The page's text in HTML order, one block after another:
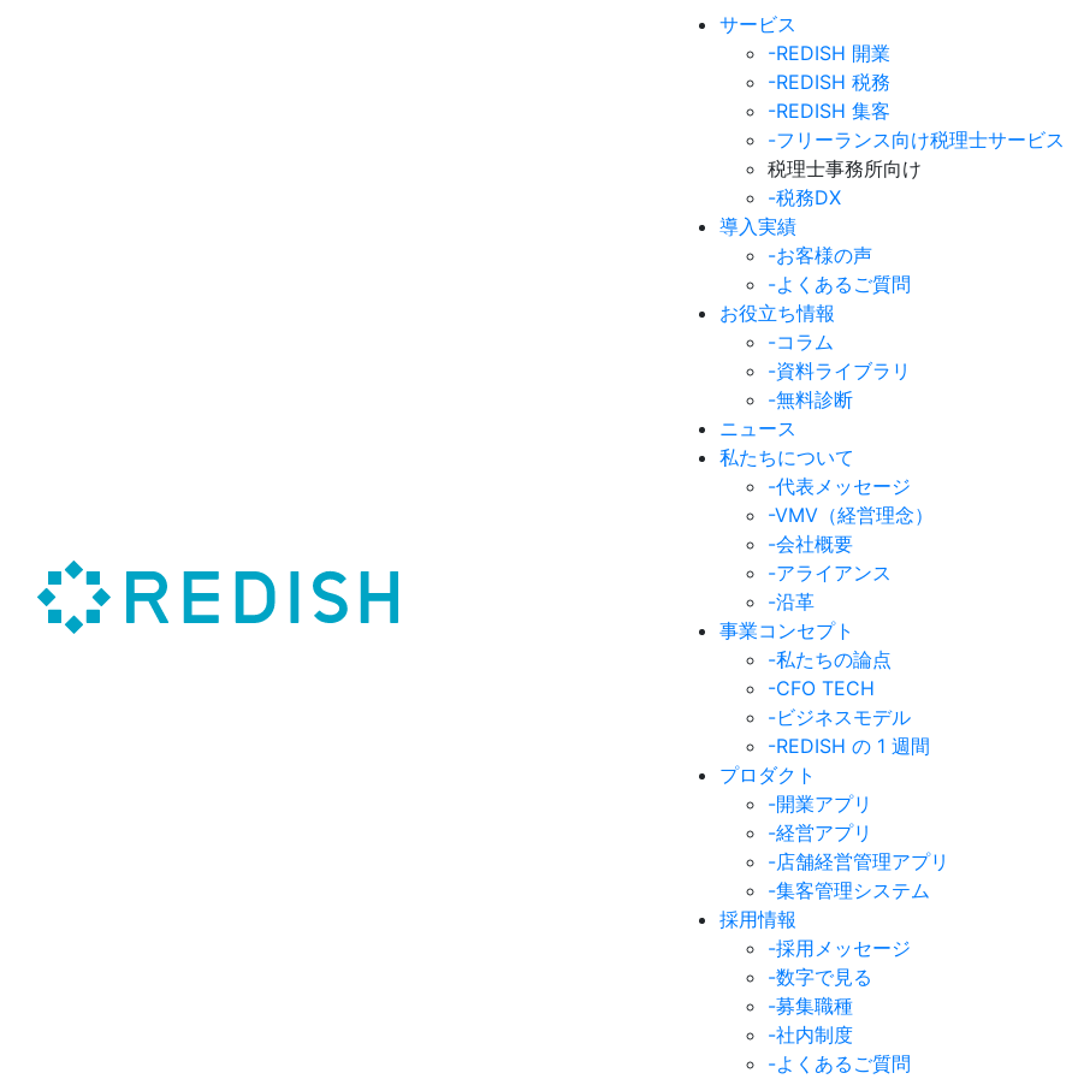
サービス
-REDISH 開業
-REDISH 税務
-REDISH 集客
-フリーランス向け税理士サービス
税理士事務所向け
-税務DX
導入実績
-お客様の声
-よくあるご質問
お役立ち情報
-コラム
-資料ライブラリ
-無料診断
ニュース
私たちについて
-代表メッセージ
-VMV（経営理念）
-会社概要
-アライアンス
-沿革
事業コンセプト
-私たちの論点
-CFO TECH
-ビジネスモデル
-REDISH の 1 週間
プロダクト
-開業アプリ
-経営アプリ
-店舗経営管理アプリ
-集客管理システム
採用情報
-採用メッセージ
-数字で見る
-募集職種
-社内制度
-よくあるご質問